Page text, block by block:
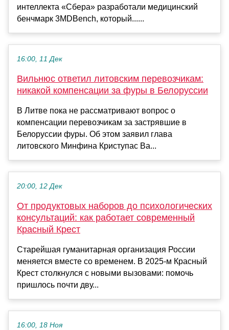
интеллекта «Сбера» разработали медицинский
бенчмарк 3MDBench, который......
16:00, 11 Дек
Вильнюс ответил литовским перевозчикам:
никакой компенсации за фуры в Белоруссии
В Литве пока не рассматривают вопрос о
компенсации перевозчикам за застрявшие в
Белоруссии фуры. Об этом заявил глава
литовского Минфина Криступас Ва...
20:00, 12 Дек
От продуктовых наборов до психологических
консультаций: как работает современный
Красный Крест
Старейшая гуманитарная организация России
меняется вместе со временем. В 2025-м Красный
Крест столкнулся с новыми вызовами: помочь
пришлось почти дву...
16:00, 18 Ноя